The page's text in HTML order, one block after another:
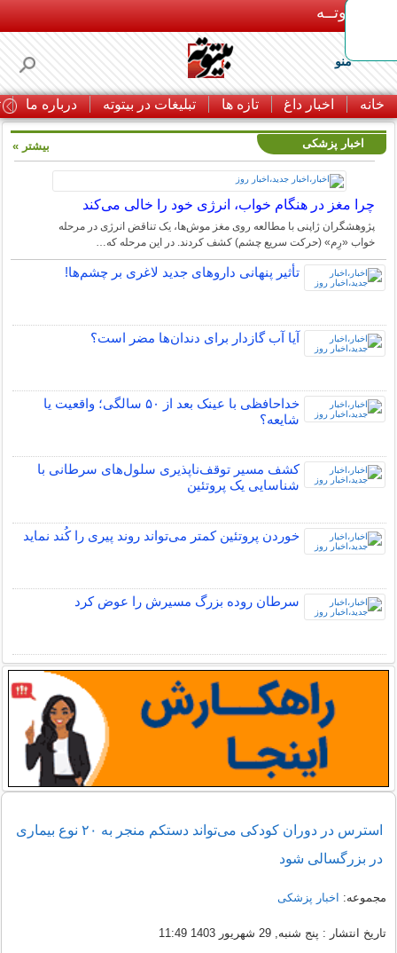
بـیتوتــه
منو
خانه اخبار داغ تازه ها تبلیغات در بیتوته درباره ما
اخبار پزشکی
چرا مغز در هنگام خواب، انرژی خود را خالی می‌کند
پژوهشگران ژاپنی با مطالعه روی مغز موش‌ها، یک تناقض انرژی در مرحله
خواب «رِم» (حرکت سریع چشم) کشف کردند. در این مرحله که…
تأثیر پنهانی داروهای جدید لاغری بر چشم‌ها!
آیا آب گازدار برای دندان‌ها مضر است؟
خداحافظی با عینک بعد از ۵۰ سالگی؛ واقعیت یا
شایعه؟
کشف مسیر توقف‌ناپذیری سلول‌های سرطانی با
شناسایی یک پروتئین
خوردن پروتئین کمتر می‌تواند روند پیری را کُند نماید
سرطان روده بزرگ مسیرش را عوض کرد
بیشتر »
استرس در دوران کودکی می‌تواند دستکم منجر به ۲۰ نوع بیماری‌
در بزرگسالی شود
مجموعه: اخبار پزشکی
تاریخ انتشار : پنج شنبه, 29 شهریور 1403 11:49